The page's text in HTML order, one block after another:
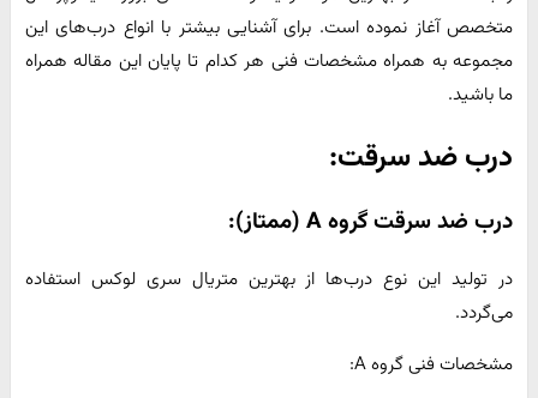
متخصص آغاز نموده است. برای آشنایی بیشتر با انواع درب‌های این
مجموعه به همراه مشخصات فنی هر کدام تا پایان این مقاله همراه
ما باشید.
درب ضد سرقت:
درب ضد سرقت گروهA (ممتاز):
در تولید این نوع درب‌ها از بهترین ‌متریال سری لوکس استفاده
می‌گردد.
مشخصات فنی گروه A: